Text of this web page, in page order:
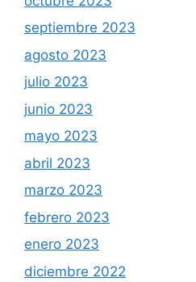
septiembre 2023
agosto 2023
julio 2023
junio 2023
mayo 2023
abril 2023
marzo 2023
febrero 2023
enero 2023
diciembre 2022